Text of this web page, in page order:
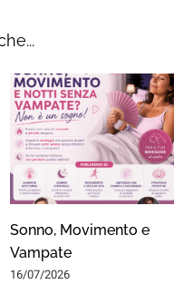
Sonno, Movimento e
Vampate
16/07/2026